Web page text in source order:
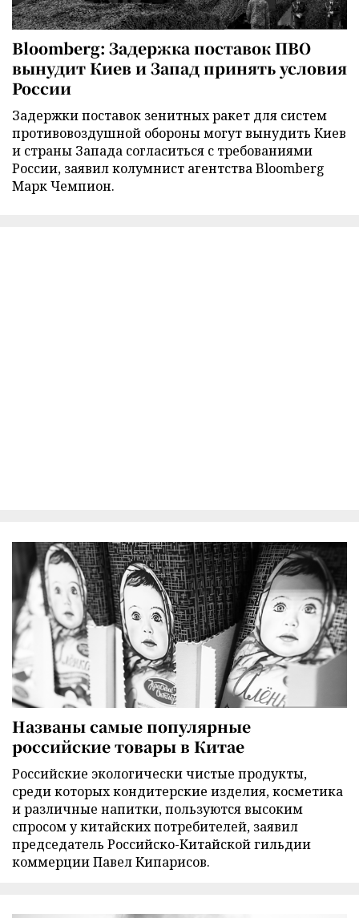
Bloomberg: Задержка поставок ПВО
вынудит Киев и Запад принять условия
России
Задержки поставок зенитных ракет для систем
противовоздушной обороны могут вынудить Киев
и страны Запада согласиться с требованиями
России, заявил колумнист агентства Bloomberg
Марк Чемпион.
Названы самые популярные
российские товары в Китае
Российские экологически чистые продукты,
среди которых кондитерские изделия, косметика
и различные напитки, пользуются высоким
спросом у китайских потребителей, заявил
председатель Российско-Китайской гильдии
коммерции Павел Кипарисов.